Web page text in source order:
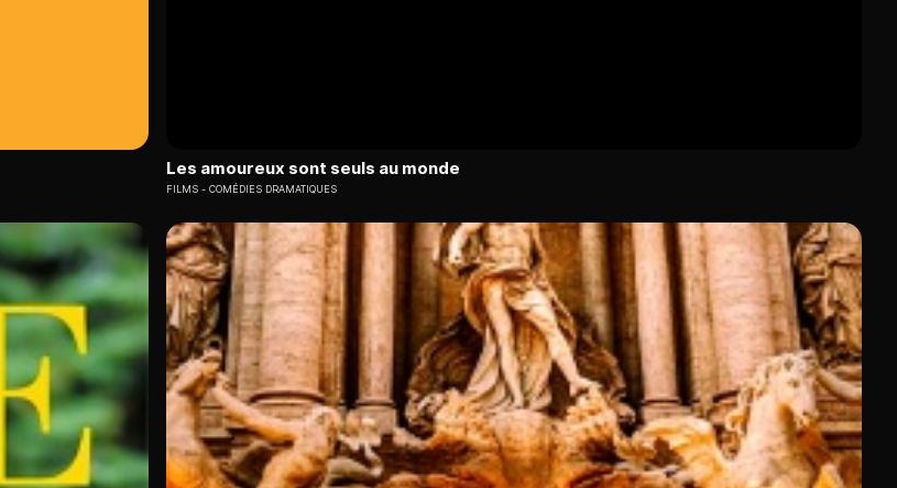
Les amoureux sont seuls au monde
FILMS COMÉDIES DRAMATIQUES